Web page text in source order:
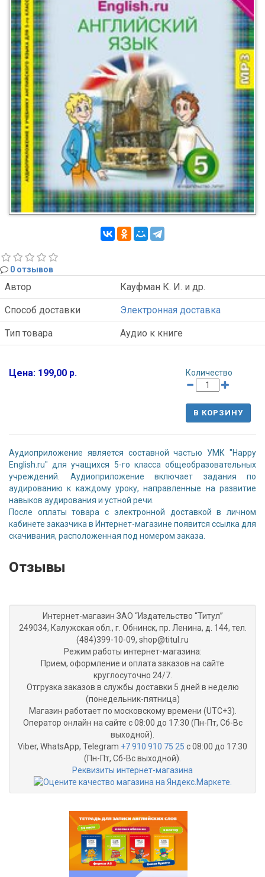
0 отзывов
Автор Кауфман К. И. и др.
Способ доставки Электронная доставка
Тип товара Аудио к книге
Цена: 199,00 р. Количество
В КОРЗИНУ
Аудиоприложение является составной частью УМК "Happy
English.ru" для учащихся 5-го класса общеобразовательных
учреждений. Аудиоприложение включает задания по
аудированию к каждому уроку, направленные на развитие
навыков аудирования и устной речи.
После оплаты товара с электронной доставкой в личном
кабинете заказчика в Интернет-магазине появится ссылка для
скачивания, расположенная под номером заказа.
Отзывы
Интернет-магазин ЗАО “Издательство “Титул”
249034, Калужская обл., г. Обнинск, пр. Ленина, д. 144, тел.
(484)399-10-09, shop@titul.ru
Режим работы интернет-магазина:
Прием, оформление и оплата заказов на сайте
круглосуточно 24/7.
Отгрузка заказов в службы доставки 5 дней в неделю
(понедельник-пятница)
Магазин работает по московскому времени (UTC+3).
Оператор онлайн на сайте с 08:00 до 17:30 (Пн-Пт, Сб-Вс
выходной).
Viber, WhatsApp, Telegram +7 910 910 75 25 с 08:00 до 17:30
(Пн-Пт, Сб-Вс выходной).
Реквизиты интернет-магазина